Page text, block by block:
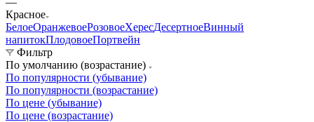
Красное
БелоеОранжевоеРозовоеХересДесертноеВинный
напитокПлодовоеПортвейн
Фильтр
По умолчанию (возрастание)
По популярности (убывание)
По популярности (возрастание)
По цене (убывание)
По цене (возрастание)